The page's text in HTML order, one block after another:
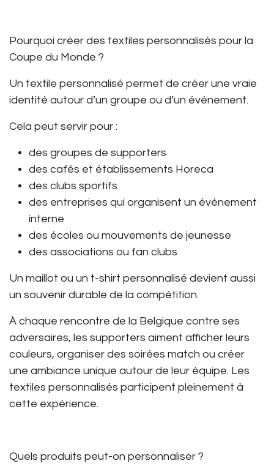
Pourquoi créer des textiles personnalisés pour la
Coupe du Monde ?
Un textile personnalisé permet de créer une vraie
identité autour d’un groupe ou d’un événement.
Cela peut servir pour :
des groupes de supporters
des cafés et établissements Horeca
des clubs sportifs
des entreprises qui organisent un événement
interne
des écoles ou mouvements de jeunesse
des associations ou fan clubs
Un maillot ou un t-shirt personnalisé devient aussi
un souvenir durable de la compétition.
À chaque rencontre de la Belgique contre ses
adversaires, les supporters aiment afficher leurs
couleurs, organiser des soirées match ou créer
une ambiance unique autour de leur équipe. Les
textiles personnalisés participent pleinement à
cette expérience.
Quels produits peut-on personnaliser ?